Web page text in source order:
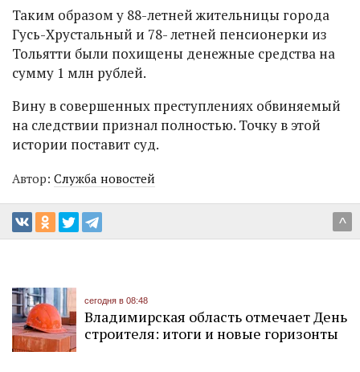
Таким образом у 88-летней жительницы города
Гусь-Хрустальный и 78- летней пенсионерки из
Тольятти были похищены денежные средства на
сумму 1 млн рублей.
Вину в совершенных преступлениях обвиняемый
на следствии признал полностью. Точку в этой
истории поставит суд.
Автор: Служба новостей
^
сегодня в 08:48
Владимирская область отмечает День
строителя: итоги и новые горизонты